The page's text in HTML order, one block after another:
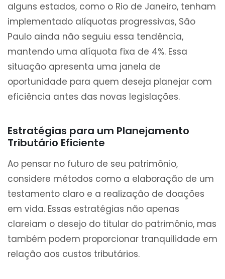
alguns estados, como o Rio de Janeiro, tenham
implementado alíquotas progressivas, São
Paulo ainda não seguiu essa tendência,
mantendo uma alíquota fixa de 4%. Essa
situação apresenta uma janela de
oportunidade para quem deseja planejar com
eficiência antes das novas legislações.
Estratégias para um Planejamento
Tributário Eficiente
Ao pensar no futuro de seu patrimônio,
considere métodos como a elaboração de um
testamento claro e a realização de doações
em vida. Essas estratégias não apenas
clareiam o desejo do titular do patrimônio, mas
também podem proporcionar tranquilidade em
relação aos custos tributários.